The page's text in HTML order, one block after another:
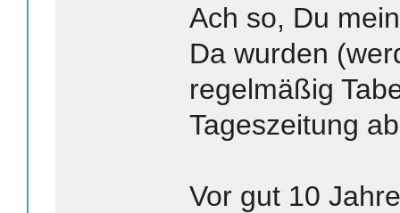
Ach so, Du
Da wurden
regelmäßig
Tageszeitung
Vor gut 10